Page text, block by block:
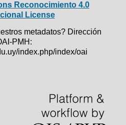
Reconocimiento 4.0
License
metadatos? Dirección
PMH:
index.php/index/oai